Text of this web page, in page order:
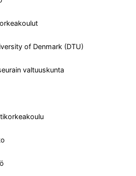
of Denmark (DTU)
valtuuskunta